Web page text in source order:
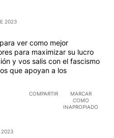
2023
ver como mejor
para maximizar su lucro
y vos salis con el fascismo
que apoyan a los
COMPARTIR
MARCAR
COMO
INAPROPIADO
2023